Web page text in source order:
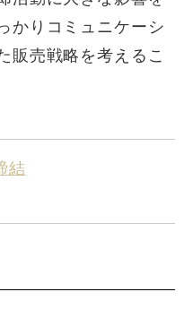
かりコミュニケーシ
販売戦略を考えるこ
結